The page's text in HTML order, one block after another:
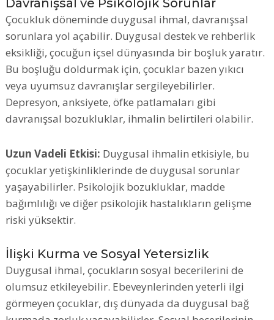
Davranışsal ve Psikolojik Sorunlar
Çocukluk döneminde duygusal ihmal, davranışsal
sorunlara yol açabilir. Duygusal destek ve rehberlik
eksikliği, çocuğun içsel dünyasında bir boşluk yaratır.
Bu boşluğu doldurmak için, çocuklar bazen yıkıcı
veya uyumsuz davranışlar sergileyebilirler.
Depresyon, anksiyete, öfke patlamaları gibi
davranışsal bozukluklar, ihmalin belirtileri olabilir.
Uzun Vadeli Etkisi: Duygusal ihmalin etkisiyle, bu
çocuklar yetişkinliklerinde de duygusal sorunlar
yaşayabilirler. Psikolojik bozukluklar, madde
bağımlılığı ve diğer psikolojik hastalıkların gelişme
riski yüksektir.
İlişki Kurma ve Sosyal Yetersizlik
Duygusal ihmal, çocukların sosyal becerilerini de
olumsuz etkileyebilir. Ebeveynlerinden yeterli ilgi
görmeyen çocuklar, dış dünyada da duygusal bağ